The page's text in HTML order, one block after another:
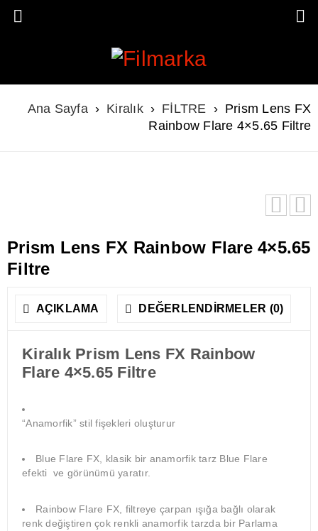
Ana Sayfa › Kiralık › FİLTRE › Prism Lens FX
Rainbow Flare 4×5.65 Filtre
Prism Lens FX Rainbow Flare 4×5.65
Filtre
AÇIKLAMA DEĞERLENDIRMELER (0)
Kiralık Prism Lens FX Rainbow
Flare 4×5.65 Filtre
“Anamorfik” stil fişekleri oluşturur
Blue Flare FX, klasik bir anamorfik tarz Blue Flare
efekti ve görünümü yaratır.
Rainbow Flare FX, filtreye çarpan ışığa bağlı olarak
renk değiştiren çok renkli anamorfik tarzda bir Parlama